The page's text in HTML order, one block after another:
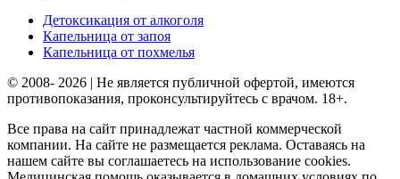
Детоксикация от алкоголя
Капельница от запоя
Капельница от похмелья
© 2008- 2026 | Не является публичной офертой, имеются
противопоказания, проконсультируйтесь с врачом. 18+.
Все права на сайт принадлежат частной коммерческой
компании. На сайте не размещается реклама. Оставаясь на
нашем сайте вы соглашаетесь на использование cookies.